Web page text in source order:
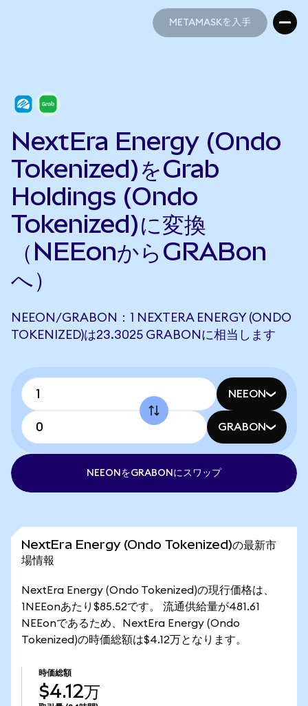
METAMASKを入手
NextEra Energy (Ondo
Tokenized)をGrab
Holdings (Ondo
Tokenized)に変換
（NEEonからGRABon
へ）
NEEON/GRABON：1 NEXTERA ENERGY (ONDO
TOKENIZED)は23.3025 GRABONに相当します
NEEON
GRABON
NEEONをGRABONにスワップ
NextEra Energy (Ondo Tokenized)の最新市
場情報
NextEra Energy (Ondo Tokenized)の現行価格は、
1NEEonあたり$85.52です。 流通供給量が481.61
NEEonであるため、NextEra Energy (Ondo
Tokenized)の時価総額は$4.12万となります。
時価総額
$4.12万